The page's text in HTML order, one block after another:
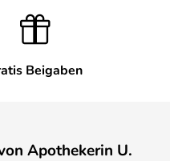
Beigaben
Apothekerin U.